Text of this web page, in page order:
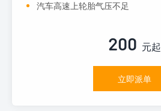
汽车高速上轮胎气压不足
200 元起
立即派单